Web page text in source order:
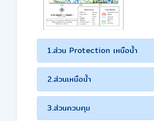
1.ส่วน Protection เหนือน้ำ
2.ส่วนเหนือน้ำ
3.ส่วนควบคุม